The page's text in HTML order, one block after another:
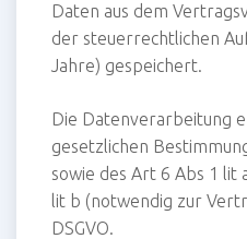
Daten aus dem
der steuerrechtlichen
Jahre) gespeichert.
Die Datenverarbeitung
gesetzlichen
sowie des Art 6 Abs 1 lit
lit b (notwendig zur
DSGVO.